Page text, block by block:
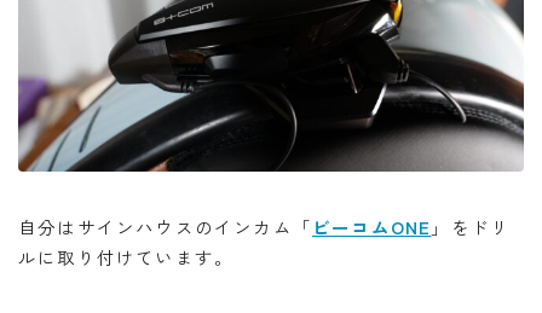
自分はサインハウスのインカム「 ビーコムONE 」をドリ
ルに取り付けています。